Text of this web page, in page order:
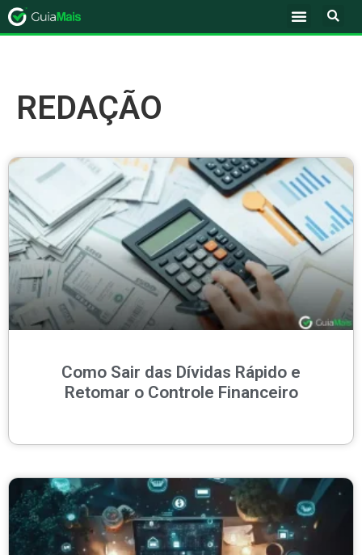
REDAÇÃO
Como Sair das Dívidas Rápido e
Retomar o Controle Financeiro